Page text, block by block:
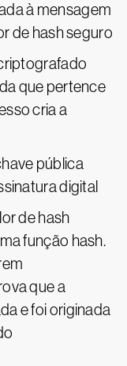
à mensagem
de hash seguro
que pertence
cria a
pública
digital
de hash
função hash.
que a
e foi originada